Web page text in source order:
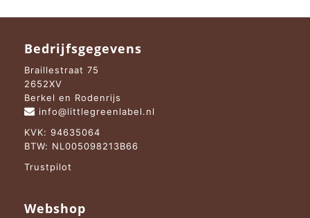
Bedrijfsgegevens
Braillestraat 75
2652XV
Berkel en Rodenrijs
info@littlegreenlabel.nl
KVK: 94635064
BTW: NL005098213B66
Trustpilot
Webshop